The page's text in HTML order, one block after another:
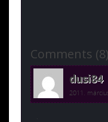
Comments (8)
dusi84
2011.
.